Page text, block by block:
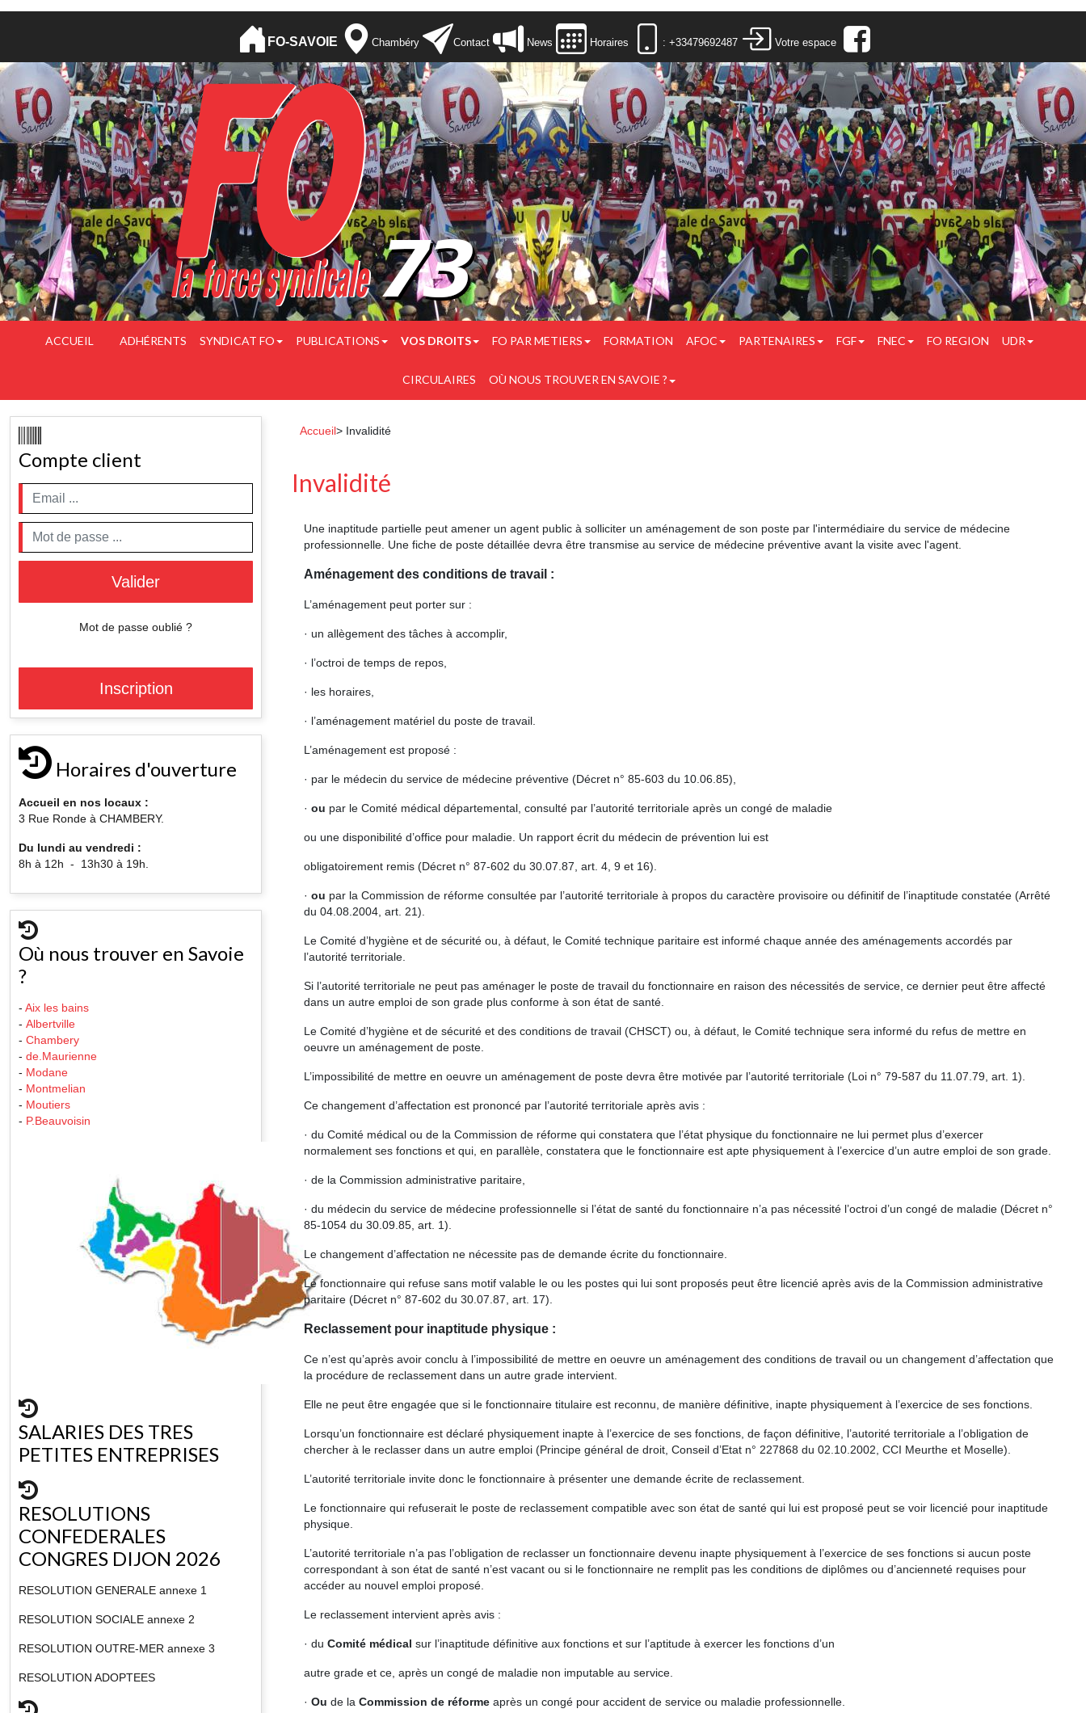
FO-SAVOIE Chambéry Contact News Horaires : +33479692487 Votre espace
ACCUEIL ADHÉRENTS SYNDICAT FO PUBLICATIONS VOS DROITS FO PAR METIERS FORMATION AFOC PARTENAIRES FGF FNEC FO REGION UDR
CIRCULAIRES OÙ NOUS TROUVER EN SAVOIE ?
Accueil> Invalidité
Invalidité
Une inaptitude partielle peut amener un agent public à solliciter un aménagement de son poste par l'intermédiaire du service de médecine
professionnelle. Une fiche de poste détaillée devra être transmise au service de médecine préventive avant la visite avec l'agent.
Aménagement des conditions de travail :
L’aménagement peut porter sur :
· un allègement des tâches à accomplir,
· l’octroi de temps de repos,
· les horaires,
· l’aménagement matériel du poste de travail.
L’aménagement est proposé :
· par le médecin du service de médecine préventive (Décret n° 85-603 du 10.06.85),
· ou par le Comité médical départemental, consulté par l’autorité territoriale après un congé de maladie
ou une disponibilité d’office pour maladie. Un rapport écrit du médecin de prévention lui est
obligatoirement remis (Décret n° 87-602 du 30.07.87, art. 4, 9 et 16).
· ou par la Commission de réforme consultée par l’autorité territoriale à propos du caractère provisoire ou définitif de l’inaptitude constatée (Arrêté
du 04.08.2004, art. 21).
Le Comité d’hygiène et de sécurité ou, à défaut, le Comité technique paritaire est informé chaque année des aménagements accordés par
l’autorité territoriale.
Si l’autorité territoriale ne peut pas aménager le poste de travail du fonctionnaire en raison des nécessités de service, ce dernier peut être affecté
dans un autre emploi de son grade plus conforme à son état de santé.
Le Comité d’hygiène et de sécurité et des conditions de travail (CHSCT) ou, à défaut, le Comité technique sera informé du refus de mettre en
oeuvre un aménagement de poste.
L’impossibilité de mettre en oeuvre un aménagement de poste devra être motivée par l’autorité territoriale (Loi n° 79-587 du 11.07.79, art. 1).
Ce changement d’affectation est prononcé par l’autorité territoriale après avis :
· du Comité médical ou de la Commission de réforme qui constatera que l’état physique du fonctionnaire ne lui permet plus d’exercer
normalement ses fonctions et qui, en parallèle, constatera que le fonctionnaire est apte physiquement à l’exercice d’un autre emploi de son grade.
· de la Commission administrative paritaire,
· du médecin du service de médecine professionnelle si l’état de santé du fonctionnaire n’a pas nécessité l’octroi d’un congé de maladie (Décret n°
85-1054 du 30.09.85, art. 1).
Le changement d’affectation ne nécessite pas de demande écrite du fonctionnaire.
Le fonctionnaire qui refuse sans motif valable le ou les postes qui lui sont proposés peut être licencié après avis de la Commission administrative
paritaire (Décret n° 87-602 du 30.07.87, art. 17).
Reclassement pour inaptitude physique :
Ce n’est qu’après avoir conclu à l’impossibilité de mettre en oeuvre un aménagement des conditions de travail ou un changement d’affectation que
la procédure de reclassement dans un autre grade intervient.
Elle ne peut être engagée que si le fonctionnaire titulaire est reconnu, de manière définitive, inapte physiquement à l’exercice de ses fonctions.
Lorsqu’un fonctionnaire est déclaré physiquement inapte à l’exercice de ses fonctions, de façon définitive, l’autorité territoriale a l’obligation de
chercher à le reclasser dans un autre emploi (Principe général de droit, Conseil d’Etat n° 227868 du 02.10.2002, CCI Meurthe et Moselle).
L’autorité territoriale invite donc le fonctionnaire à présenter une demande écrite de reclassement.
Le fonctionnaire qui refuserait le poste de reclassement compatible avec son état de santé qui lui est proposé peut se voir licencié pour inaptitude
physique.
L’autorité territoriale n’a pas l’obligation de reclasser un fonctionnaire devenu inapte physiquement à l’exercice de ses fonctions si aucun poste
correspondant à son état de santé n’est vacant ou si le fonctionnaire ne remplit pas les conditions de diplômes ou d’ancienneté requises pour
accéder au nouvel emploi proposé.
Le reclassement intervient après avis :
· du Comité médical sur l’inaptitude définitive aux fonctions et sur l’aptitude à exercer les fonctions d’un
autre grade et ce, après un congé de maladie non imputable au service.
· Ou de la Commission de réforme après un congé pour accident de service ou maladie professionnelle.
Compte client
Valider
Mot de passe oublié ?
Inscription
Horaires d'ouverture
Accueil en nos locaux :
3 Rue Ronde à CHAMBERY.
Du lundi au vendredi :
8h à 12h - 13h30 à 19h.
Où nous trouver en Savoie
?
- Aix les bains
- Albertville
- Chambery
- de.Maurienne
- Modane
- Montmelian
- Moutiers
- P.Beauvoisin
SALARIES DES TRES
PETITES ENTREPRISES
RESOLUTIONS
CONFEDERALES
CONGRES DIJON 2026
RESOLUTION GENERALE annexe 1
RESOLUTION SOCIALE annexe 2
RESOLUTION OUTRE-MER annexe 3
RESOLUTION ADOPTEES